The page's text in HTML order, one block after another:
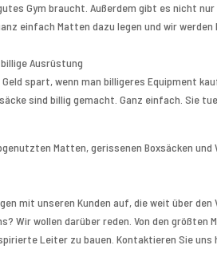
Gym braucht. Außerdem gibt es nicht
einfach Matten dazu legen und wir
Ausrüstung
Geld spart, wenn man billigeres Equipment
sind billig gemacht. Ganz einfach. Sie
Matten, gerissenen Boxsäcken
mit unseren Kunden auf, die weit über
Wir wollen darüber reden. Von den größten
Leiter zu bauen. Kontaktieren Sie uns